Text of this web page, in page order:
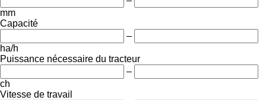
mm
Capacité
–
ha/h
Puissance nécessaire du tracteur
–
ch
Vitesse de travail